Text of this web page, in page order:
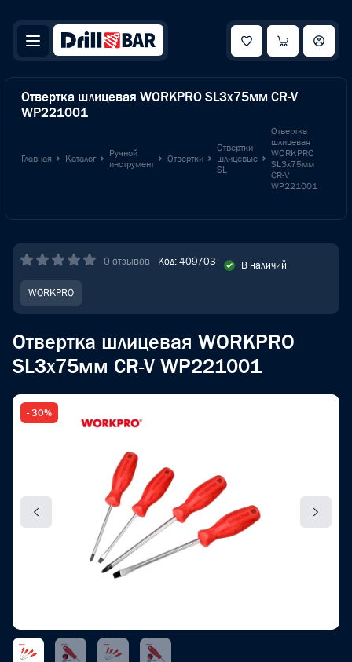
Отвертка шлицевая WORKPRO SL3x75мм CR-V
WP221001
Главная Каталог
Ручной
инструмент
Отвертки
Отвертки
шлицевые
SL
Отвертка
шлицевая
WORKPRO
SL3x75мм
CR-V
WP221001
0 отзывов Код: 409703 В наличий
WORKPRO
Отвертка шлицевая WORKPRO
SL3x75мм CR-V WP221001
- 30%